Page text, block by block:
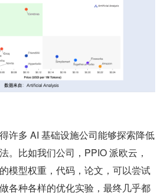
许多 AI 基础设施公司能够探索降低
。比如我们公司，PPIO 派欧云，
模型权重，代码，论文，可以尝试
各种各样的优化实验，最终几乎都